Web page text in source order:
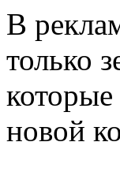
В
только
новой